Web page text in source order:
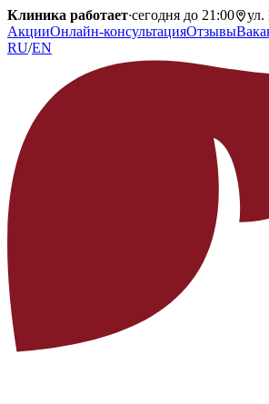
Клиника работает·сегодня до 21:00 ул.
АкцииОнлайн-консультацияОтзывы
RU/EN